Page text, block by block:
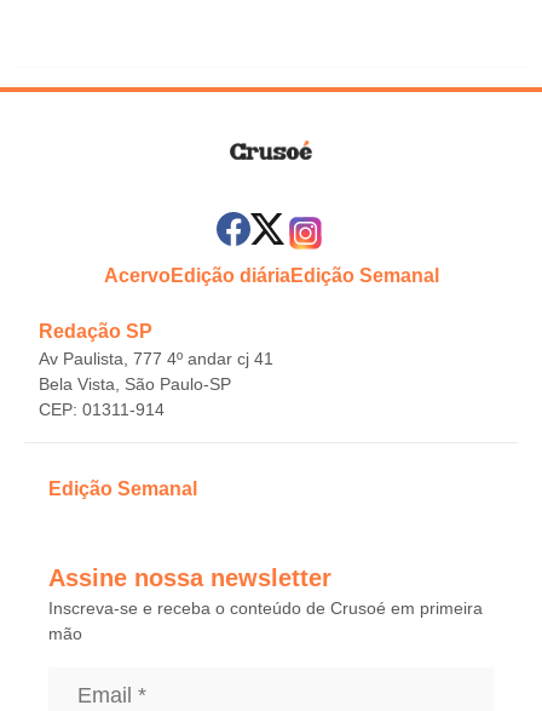
AcervoEdição diáriaEdição Semanal
Redação SP
Av Paulista, 777 4º andar cj 41
Bela Vista, São Paulo-SP
CEP: 01311-914
Edição Semanal
Assine nossa newsletter
Inscreva-se e receba o conteúdo de Crusoé em primeira
mão